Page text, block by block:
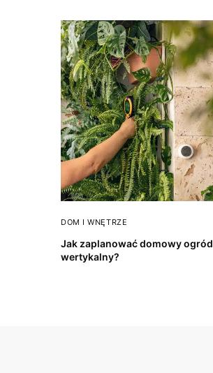
DOM I WNĘTRZE
Jak zaplanować domowy ogród
wertykalny?